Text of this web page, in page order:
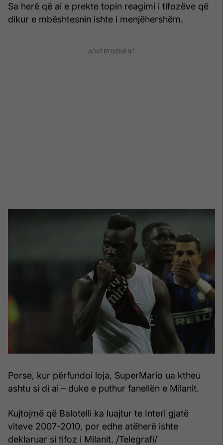
Sa herë që ai e prekte topin reagimi i tifozëve që
dikur e mbështesnin ishte i menjëhershëm.
Porse, kur përfundoi loja, SuperMario ua ktheu
ashtu si di ai – duke e puthur fanellën e Milanit.
Kujtojmë që Balotelli ka luajtur te Interi gjatë
viteve 2007-2010, por edhe atëherë ishte
deklaruar si tifoz i Milanit. /Telegrafi/